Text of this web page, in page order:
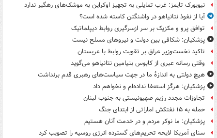
نیویورک تایمز: غرب تمایلی به تجهیز اوکراین به موشک‌های رهگیر ندارد
آیا از نفوذ نتانیاهو در واشنگتن کاسته شده است؟
توافق پرو و مکزیک بر سر ازسرگیری روابط دیپلماتیک
پزشکیان: شکافی بین دولت و نیروهای مسلح نیست
تاکید نخست‌وزیر عراق بر تقویت روابط با عربستان
وقتی رسانه عبری از کابوس بنیامین نتانیاهو می‌گوید
هیچ دولتی به اندازۀ ما در جهت سیاست‌های رهبری قدم برنداشت
پزشکیان: هرگز استعفا نداده‌ام و نخواهم داد
تجاوزات مجدد رژیم صهیونیستی به جنوب لبنان
حمله به ۱۵ نفتکش‌ اماراتی از ابتدای جنگ
پزشکیان: ما نوکر مردم و در خدمت آنان هستیم
سنای آمریکا لایحه تحریم‌های گسترده انرژی روسیه را تصویب کرد